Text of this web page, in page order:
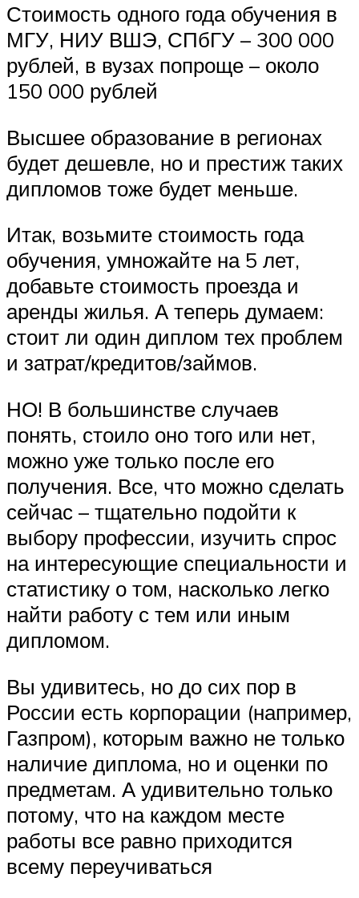
Стоимость одного года обучения в
МГУ, НИУ ВШЭ, СПбГУ – 300 000
рублей, в вузах попроще – около
150 000 рублей
Высшее образование в регионах
будет дешевле, но и престиж таких
дипломов тоже будет меньше.
Итак, возьмите стоимость года
обучения, умножайте на 5 лет,
добавьте стоимость проезда и
аренды жилья. А теперь думаем:
стоит ли один диплом тех проблем
и затрат/кредитов/займов.
НО! В большинстве случаев
понять, стоило оно того или нет,
можно уже только после его
получения. Все, что можно сделать
сейчас – тщательно подойти к
выбору профессии, изучить спрос
на интересующие специальности и
статистику о том, насколько легко
найти работу с тем или иным
дипломом.
Вы удивитесь, но до сих пор в
России есть корпорации (например,
Газпром), которым важно не только
наличие диплома, но и оценки по
предметам. А удивительно только
потому, что на каждом месте
работы все равно приходится
всему переучиваться